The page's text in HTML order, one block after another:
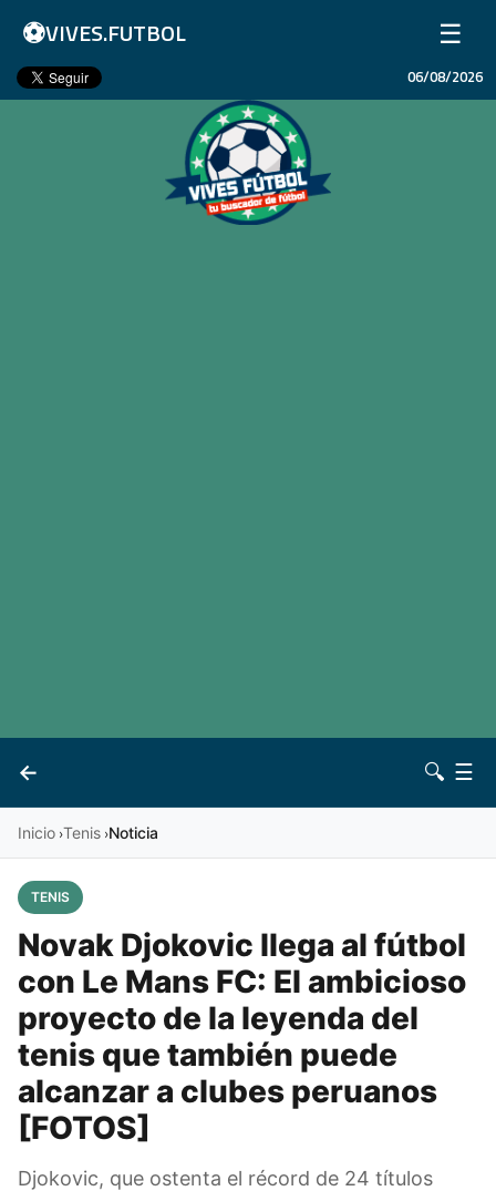
⚽VIVES.FUTBOL ☰
Inicio
06/08/2026
←
Vives 🔍 ☰
Inicio ›Tenis ›Noticia
TENIS
Novak Djokovic llega al fútbol
con Le Mans FC: El ambicioso
proyecto de la leyenda del
tenis que también puede
alcanzar a clubes peruanos
[FOTOS]
Djokovic, que ostenta el récord de 24 títulos